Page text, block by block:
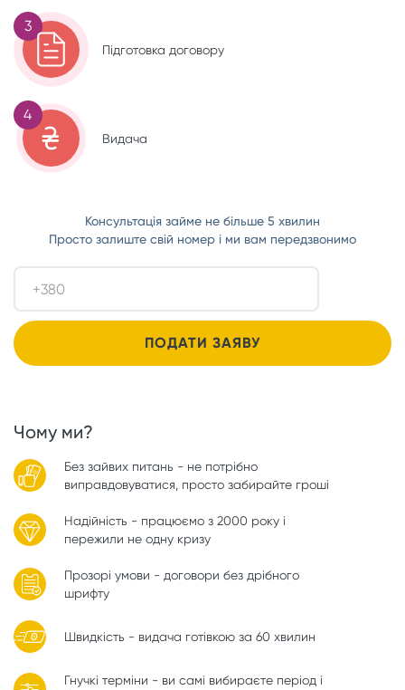
3
Підготовка договору
4
Видача
Консультація займе не більше 5 хвилин
Просто залиште свій номер і ми вам передзвонимо
Чому ми?
Без зайвих питань - не потрібно
виправдовуватися, просто забирайте гроші
Надійність - працюємо з 2000 року і
пережили не одну кризу
Прозорі умови - договори без дрібного
шрифту
Швидкість - видача готівкою за 60 хвилин
Гнучкі терміни - ви самі вибираєте період і